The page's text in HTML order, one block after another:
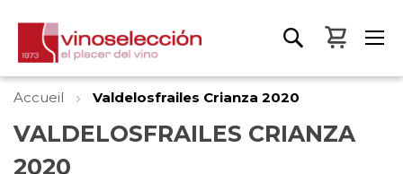
Mon
Accueil Valdelosfrailes Crianza 2020
VALDELOSFRAILES CRIANZA
2020